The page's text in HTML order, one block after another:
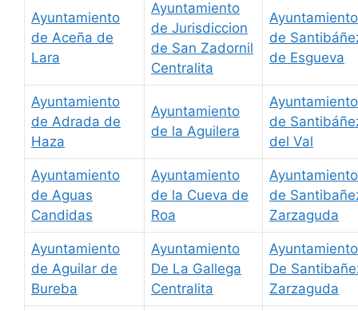
Ayuntamiento
de Aceña de
Lara
Ayuntamiento
de Jurisdiccion
de San Zadornil
Centralita
Ayuntamiento
de
de Esgueva
Ayuntamiento
de Adrada de
Haza
Ayuntamiento
de la Aguilera
Ayuntamiento
de
del Val
Ayuntamiento
de Aguas
Candidas
Ayuntamiento
de la Cueva de
Roa
Ayuntamiento
de
Zarzaguda
Ayuntamiento
de Aguilar de
Bureba
Ayuntamiento
De La Gallega
Centralita
Ayuntamiento
De
Zarzaguda